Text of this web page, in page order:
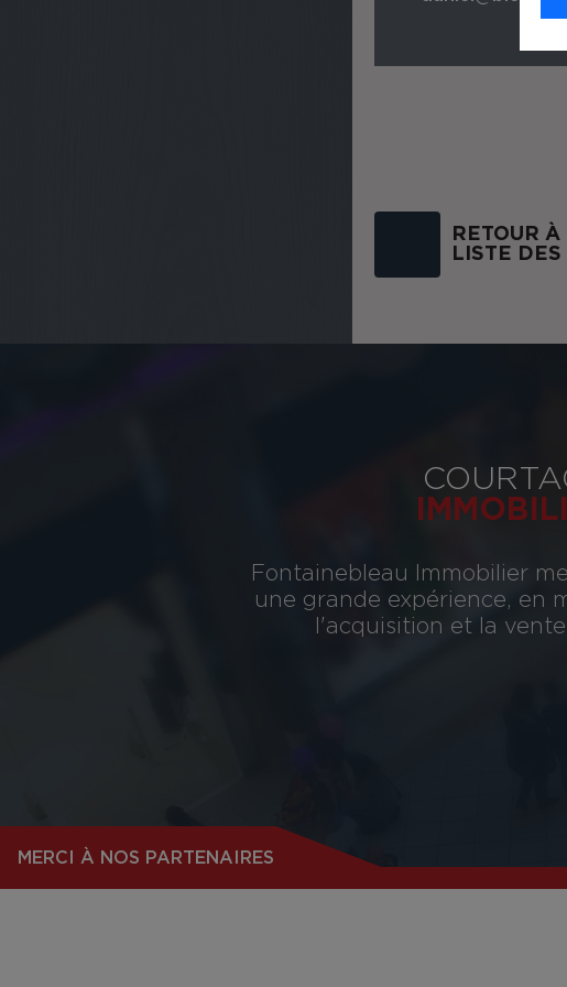
RETOUR À
LISTE
Fontainebleau Immobilier
une grande expérience, en
l'acquisition et la
MERCI À NOS PARTENAIRES